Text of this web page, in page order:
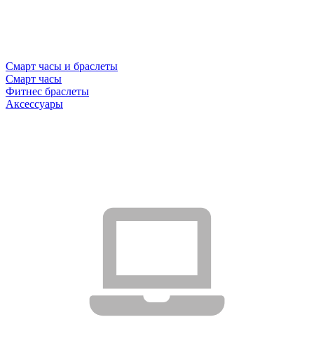
Смарт часы и браслеты
Смарт часы
Фитнес браслеты
Аксессуары